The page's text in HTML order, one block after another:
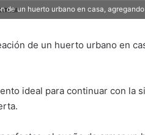
un huerto urbano en casa,
de un huerto urbano en
ideal para continuar con la